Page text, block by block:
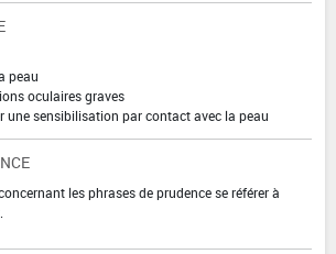
peau
oculaires graves
une sensibilisation par contact avec la peau
les phrases de prudence se référer à